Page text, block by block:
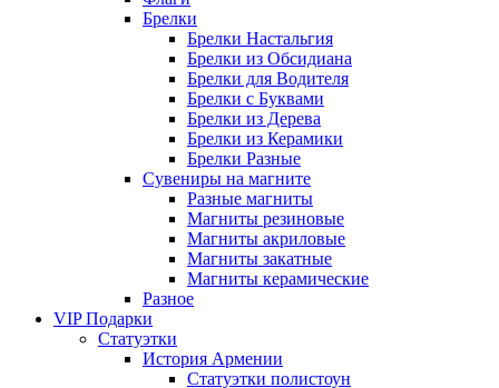
Брелки
Брелки Настальгия
Брелки из Обсидиана
Брелки для Водителя
Брелки с Буквами
Брелки из Дерева
Брелки из Керамики
Брелки Разные
Сувениры на магните
Разные магниты
Магниты резиновые
Магниты акриловые
Магниты закатные
Магниты керамические
Разное
VIP Подарки
Статуэтки
История Армении
Статуэтки полистоун